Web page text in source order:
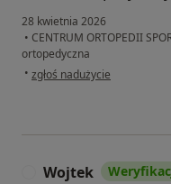
28 kwietnia 2026
• CENTRUM ORTOPEDII
ortopedyczna
• w opinii użytkownika OP
zgłoś nadużycie
Wojtek